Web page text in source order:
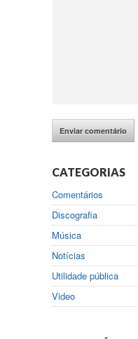
CATEGORIAS
Comentários
Discografia
Música
Notícias
Utilidade pública
Video